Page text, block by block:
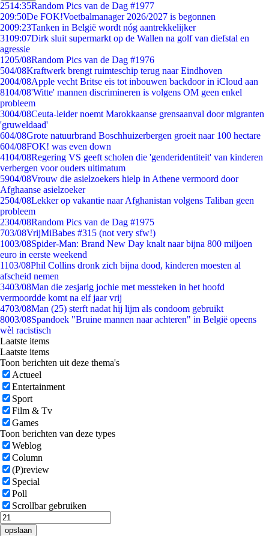
2514:35Random Pics van de Dag #1977
209:50De FOK!Voetbalmanager 2026/2027 is begonnen
2009:23Tanken in België wordt nóg aantrekkelijker
3109:07Dirk sluit supermarkt op de Wallen na golf van diefstal en
agressie
1205/08Random Pics van de Dag #1976
504/08Kraftwerk brengt ruimteschip terug naar Eindhoven
2004/08Apple vecht Britse eis tot inbouwen backdoor in iCloud aan
8104/08'Witte' mannen discrimineren is volgens OM geen enkel
probleem
3004/08Ceuta-leider noemt Marokkaanse grensaanval door migranten
'gruweldaad'
604/08Grote natuurbrand Boschhuizerbergen groeit naar 100 hectare
604/08FOK! was even down
4104/08Regering VS geeft scholen die 'genderidentiteit' van kinderen
verbergen voor ouders ultimatum
5904/08Vrouw die asielzoekers hielp in Athene vermoord door
Afghaanse asielzoeker
2504/08Lekker op vakantie naar Afghanistan volgens Taliban geen
probleem
2304/08Random Pics van de Dag #1975
703/08VrijMiBabes #315 (not very sfw!)
1003/08Spider-Man: Brand New Day knalt naar bijna 800 miljoen
euro in eerste weekend
1103/08Phil Collins dronk zich bijna dood, kinderen moesten al
afscheid nemen
3403/08Man die zesjarig jochie met messteken in het hoofd
vermoordde komt na elf jaar vrij
4703/08Man (25) sterft nadat hij lijm als condoom gebruikt
8003/08Spandoek "Bruine mannen naar achteren" in België opeens
wèl racistisch
Laatste items
Laatste items
Toon berichten uit deze thema's
Actueel
Entertainment
Sport
Film & Tv
Games
Toon berichten van deze types
Weblog
Column
(P)review
Special
Poll
Scrollbar gebruiken
opslaan